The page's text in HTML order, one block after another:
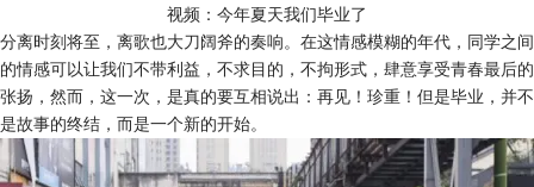
视频：今年夏天我们毕业了
分离时刻将至，离歌也大刀阔斧的奏响。在这情感模糊的年代，同学之间
的情感可以让我们不带利益，不求目的，不拘形式，肆意享受青春最后的
张扬，然而，这一次，是真的要互相说出：再见！珍重！但是毕业，并不
是故事的终结，而是一个新的开始。